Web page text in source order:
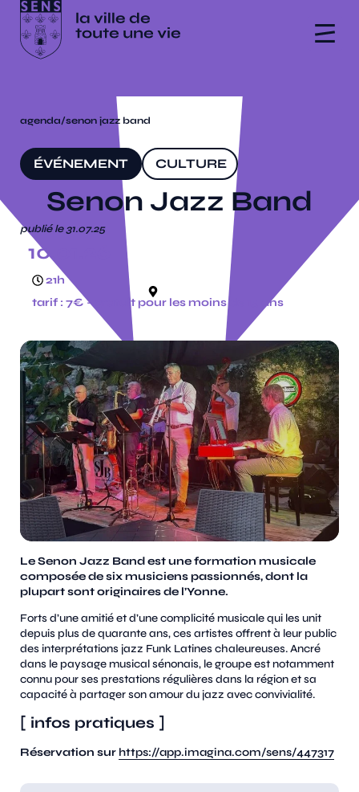
agenda/senon jazz band
ÉVÉNEMENT CULTURE
Senon Jazz Band
publié le 31.07.25
10.01.26
21h
tarif : 7€ - gratuit pour les moins de 15 ans
Le Senon Jazz Band est une formation musicale
composée desix musiciens passionnés, dont la
plupart sont originaires de l’Yonne.
Forts d’une amitié et d’une complicité musicale qui les unit
depuis plus de quarante ans, ces artistes offrent à leur public
des interprétations jazz Funk Latines chaleureuses. Ancré
dans le paysage musical sénonais, le groupe est notamment
connu pour ses prestations régulières dans la région et sa
capacité à partager son amour du jazz avec convivialité.
[ infos pratiques ]
Réservation sur https://app.imagina.com/sens/447317